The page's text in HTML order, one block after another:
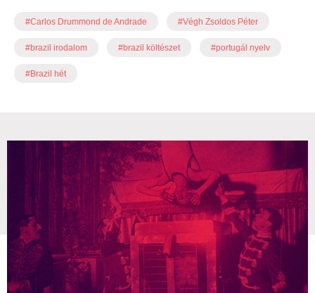
#Carlos Drummond de Andrade #Végh Zsoldos Péter
#brazil irodalom #brazil költészet #portugál nyelv
#Brazil hét